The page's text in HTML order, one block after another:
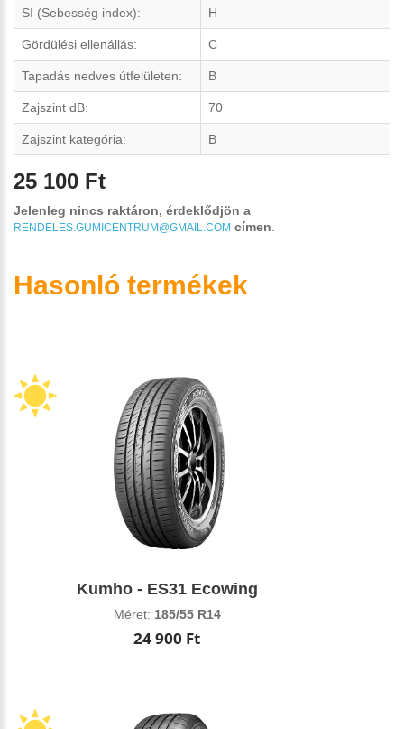
SI (Sebesség index): H
Gördülési ellenállás: C
Tapadás nedves útfelületen: B
Zajszint dB: 70
Zajszint kategória: B
25 100 Ft
Jelenleg nincs raktáron, érdeklődjön a
RENDELES.GUMICENTRUM@GMAIL.COM címen
Hasonló termékek
Kumho - ES31 Ecowing
Méret: 185/55 R14
24 900 Ft